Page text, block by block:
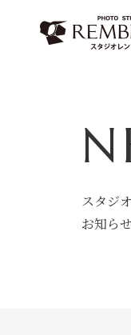
スタジ
お知ら